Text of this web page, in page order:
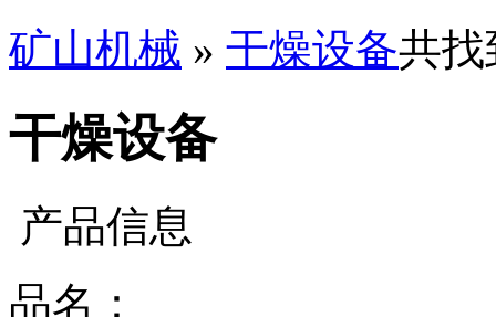
矿山机械 » 干燥设备共
干燥设备
产品信息
品名：